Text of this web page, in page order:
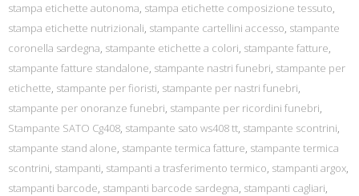
stampa etichette autonoma, stampa etichette composizione tessuto,
stampa etichette nutrizionali, stampante cartellini accesso, stampante
coronella sardegna, stampante etichette a colori, stampante fatture,
stampante fatture standalone, stampante nastri funebri, stampante per
etichette, stampante per fioristi, stampante per nastri funebri,
stampante per onoranze funebri, stampante per ricordini funebri,
Stampante SATO Cg408, stampante sato ws408 tt, stampante scontrini,
stampante stand alone, stampante termica fatture, stampante termica
scontrini, stampanti, stampanti a trasferimento termico, stampanti argox,
stampanti barcode, stampanti barcode sardegna, stampanti cagliari,